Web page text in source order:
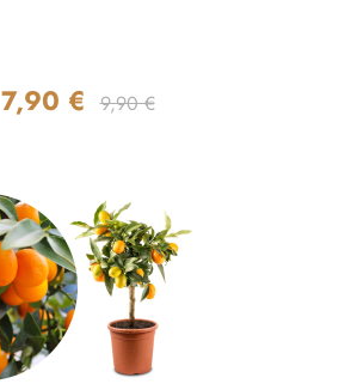
Verkaufspreis:
7,90 € Regulärer Preis:
9,90 €